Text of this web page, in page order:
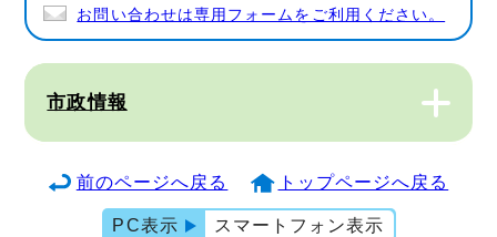
お問い合わせは専用フォームをご利用ください。
市政情報
前のページへ戻る トップページへ戻る
PC表示 スマートフォン表示